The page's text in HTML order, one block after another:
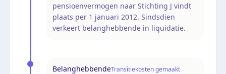
pensioenvermogen naar Stichting J vindt
plaats per 1 januari 2012. Sindsdien
verkeert belanghebbende in liquidatie.
BelanghebbendeTransitiekosten gemaakt